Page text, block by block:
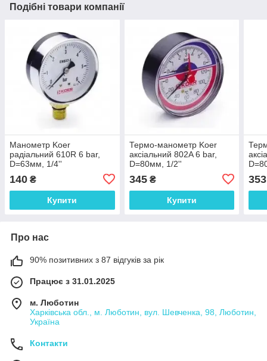
Подібні товари компанії
Манометр Koer
радіальний 610R 6 bar,
D=63мм, 1/4''
140 ₴
Купити
Термо-манометр Koer
аксіальний 802A 6 bar,
D=80мм, 1/2''
345₴
Купити
353
Про нас
90% позитивних з 87 відгуків за рік
Працює з 31.01.2025
м. Люботин
Харківська обл., м. Люботин, вул. Шевченка, 98, Люботин,
Україна
Контакти